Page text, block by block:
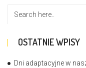
OSTATNIE WPISY
Dni adaptacyjne w